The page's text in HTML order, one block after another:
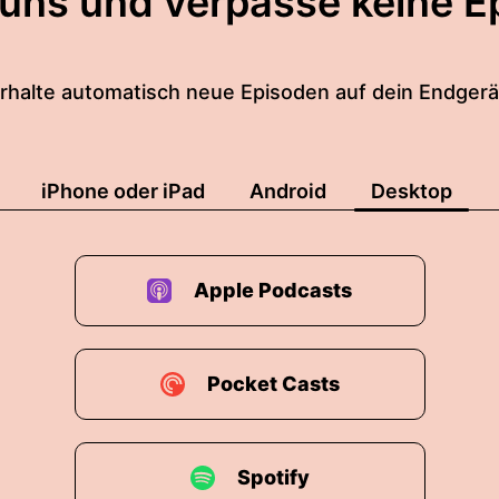
automatisch neue Episoden auf dein
iPhone oder iPad Android Desktop
Apple Podcasts
Pocket Casts
Spotify